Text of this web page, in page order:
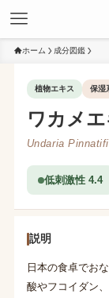
ホーム 成分図鑑
植物エキス 保湿
ワカメ
Undaria
低刺激性 4.4
説明
日本の食卓でお
酸やフコイダン